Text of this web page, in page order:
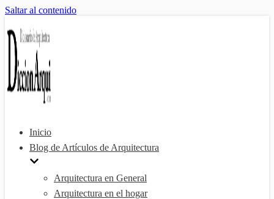
Saltar al contenido
Inicio
Blog de Artículos de Arquitectura
Arquitectura en General
Arquitectura en el hogar